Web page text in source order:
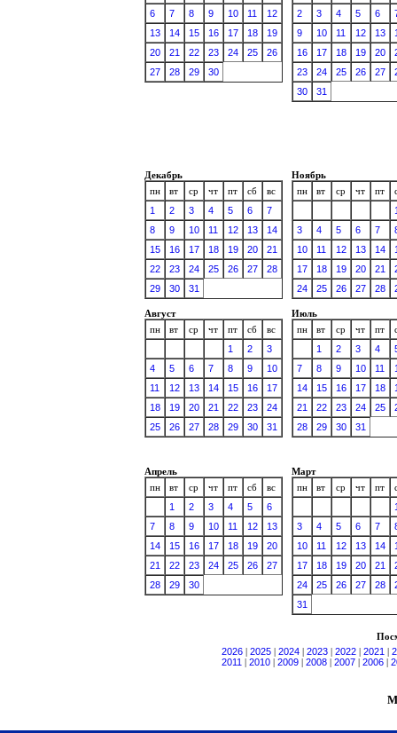
6
7 8 9 10 11
12
13
14 15 16 17 18
19
20
21 22 23 24 25
26
27
28 29 30
2 3 4 5 6
9
10 11 12 13
16
17 18 19 20
23
24 25 26 27
30
31
Декабрь
пн
вт ср чт пт сб
вс
1
2 3 4 5 6
7
8
9 10 11 12 13
14
15
16 17 18 19 20
21
22
23 24 25 26 27
28
29
30 31
Ноябрь
пн
вт ср чт пт
3
4 5 6 7
10
11 12 13 14
17
18 19 20 21
24
25 26 27 28
Август
пн
вт ср чт пт сб
вс
1
2
3
4
5 6 7 8 9
10
11
12 13 14 15 16
17
18
19 20 21 22 23
24
25
26 27 28 29 30 31
Июль
пн
вт ср чт пт
1
2 3 4
7
8 9 10 11
14
15 16 17 18
21
22 23 24 25
28
29 30 31
Апрель
пн
вт ср чт пт сб
вс
1
2 3 4 5
6
7
8 9 10 11 12
13
14
15 16 17 18 19
20
21
22 23 24 25 26
27
28
29 30
Март
пн
вт ср чт пт
3
4 5 6 7
10
11 12 13 14
17
18 19 20 21
24
25 26 27 28
31
2026
2025 2024 2023 2022 2021
2011
2010 2009 2008 2007 2006